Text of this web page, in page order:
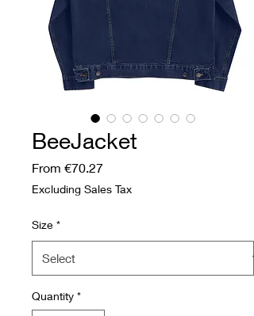
BeeJacket
From €70.27Sale Price
Excluding Sales Tax
Size *
Quantity *